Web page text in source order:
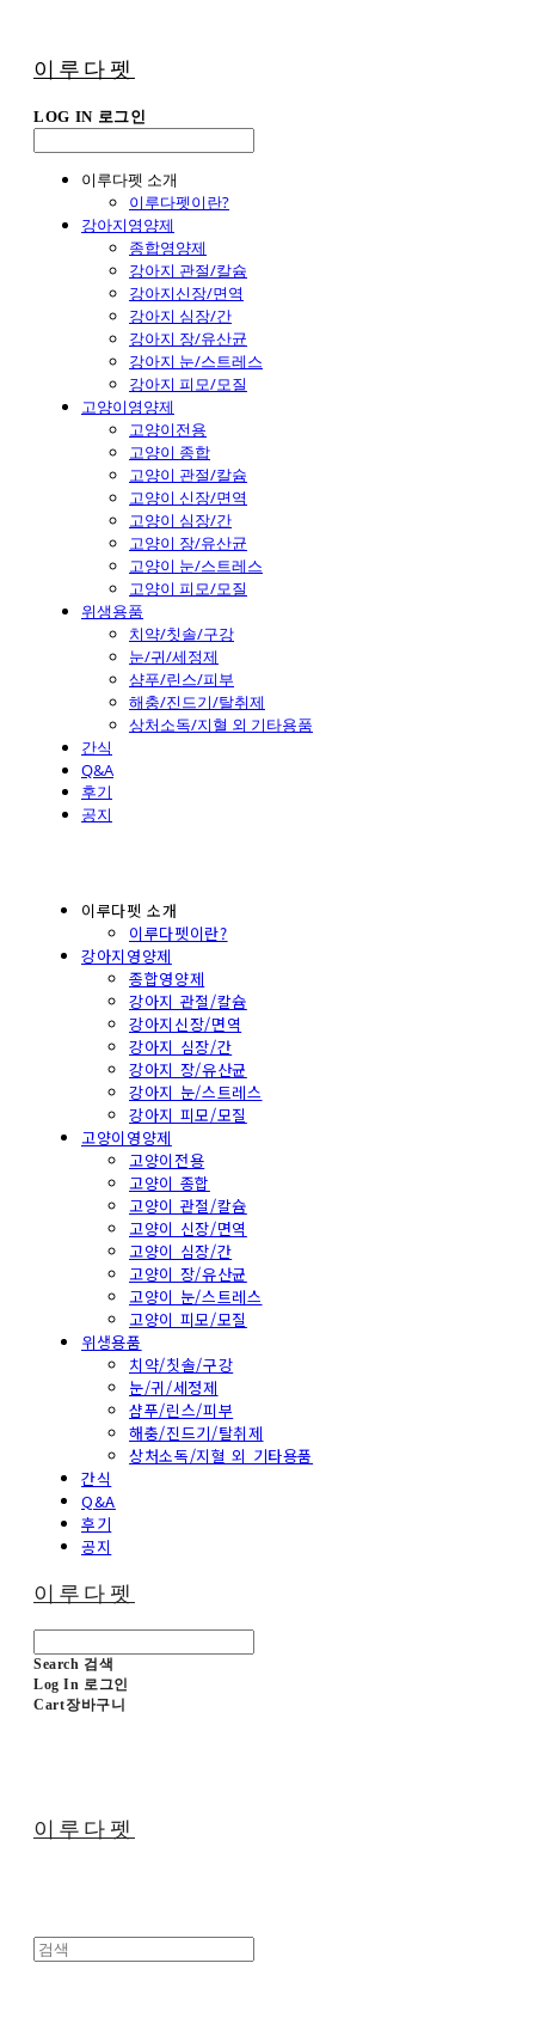
이루다펫
LOG IN 로그인
이루다펫 소개
이루다펫이란?
강아지영양제
종합영양제
강아지 관절/칼슘
강아지신장/면역
강아지 심장/간
강아지 장/유산균
강아지 눈/스트레스
강아지 피모/모질
고양이영양제
고양이전용
고양이 종합
고양이 관절/칼슘
고양이 신장/면역
고양이 심장/간
고양이 장/유산균
고양이 눈/스트레스
고양이 피모/모질
위생용품
치약/칫솔/구강
눈/귀/세정제
샴푸/린스/피부
해충/진드기/탈취제
상처소독/지혈 외 기타용품
간식
Q&A
후기
공지
이루다펫 소개
이루다펫이란?
강아지영양제
종합영양제
강아지 관절/칼슘
강아지신장/면역
강아지 심장/간
강아지 장/유산균
강아지 눈/스트레스
강아지 피모/모질
고양이영양제
고양이전용
고양이 종합
고양이 관절/칼슘
고양이 신장/면역
고양이 심장/간
고양이 장/유산균
고양이 눈/스트레스
고양이 피모/모질
위생용품
치약/칫솔/구강
눈/귀/세정제
샴푸/린스/피부
해충/진드기/탈취제
상처소독/지혈 외 기타용품
간식
Q&A
후기
공지
이루다펫
Search 검색
Log In 로그인
Cart장바구니
이루다펫